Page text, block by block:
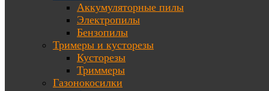
Аккумуляторные пилы
Электропилы
Бензопилы
Тримеры и кусторезы
Кусторезы
Триммеры
Газонокосилки